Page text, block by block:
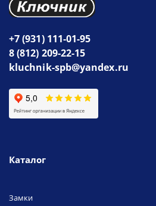
+7 (931) 111-01-95
8 (812) 209-22-15
kluchnik-spb@yandex.ru
Каталог
Замки